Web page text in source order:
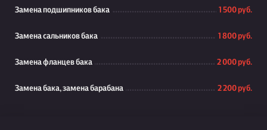
Замена подшипников бака 1 500 руб.
Замена сальников бака 1 800 руб.
Замена фланцев бака 2 000 руб.
Замена бака, замена барабана 2 200 руб.